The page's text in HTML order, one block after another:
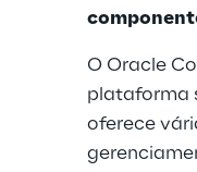
O Oracle
plataforma
oferece